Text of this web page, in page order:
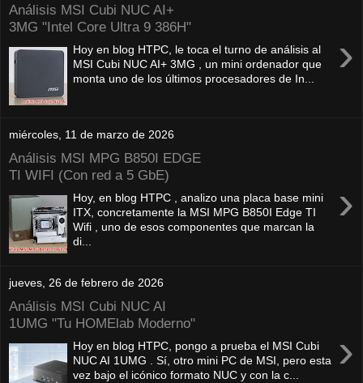
Análisis MSI Cubi NUC AI+
3MG "Intel Core Ultra 9 386H"
›
Hoy en blog HTPC, le toca el turno de análisis al
MSI Cubi NUC AI+ 3MG , un mini ordenador que
monta uno de los últimos procesadores de In...
miércoles, 11 de marzo de 2026
Análisis MSI MPG B850I EDGE
TI WIFI (Con red a 5 GbE)
›
Hoy, en blog HTPC , analizo una placa base mini
ITX, concretamente la MSI MPG B850I Edge TI
Wifi , uno de esos componentes que marcan la
di...
jueves, 26 de febrero de 2026
Análisis MSI Cubi NUC AI
1UMG "Tu HOMElab Moderno"
›
Hoy en blog HTPC, pongo a prueba el MSI Cubi
NUC AI 1UMG . Sí, otro mini PC de MSI, pero esta
vez bajo el icónico formato NUC y con la c...